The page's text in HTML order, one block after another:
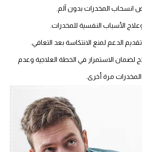
انسحاب المخدرات بدون آلم.
الأسباب النفسية للمخدرات.
الدعم لمنع الانتكاسة بعد التعافي.
لضمان الاستمرار في الخطة العلاجية وعدم
المخدرات مرة أخرى.